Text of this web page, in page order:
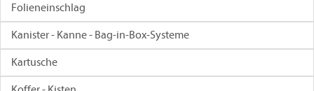
Folieneinschlag
Kanister - Kanne - Bag-in-Box-Systeme
Kartusche